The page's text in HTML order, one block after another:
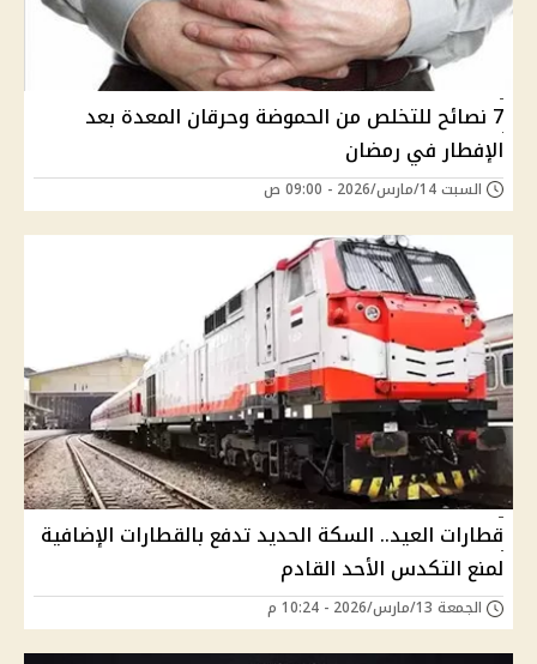
7 نصائح للتخلص من الحموضة وحرقان المعدة بعد
الإفطار في رمضان
السبت 14/مارس/2026 - 09:00 ص
قطارات العيد.. السكة الحديد تدفع بالقطارات الإضافية
لمنع التكدس الأحد القادم
الجمعة 13/مارس/2026 - 10:24 م